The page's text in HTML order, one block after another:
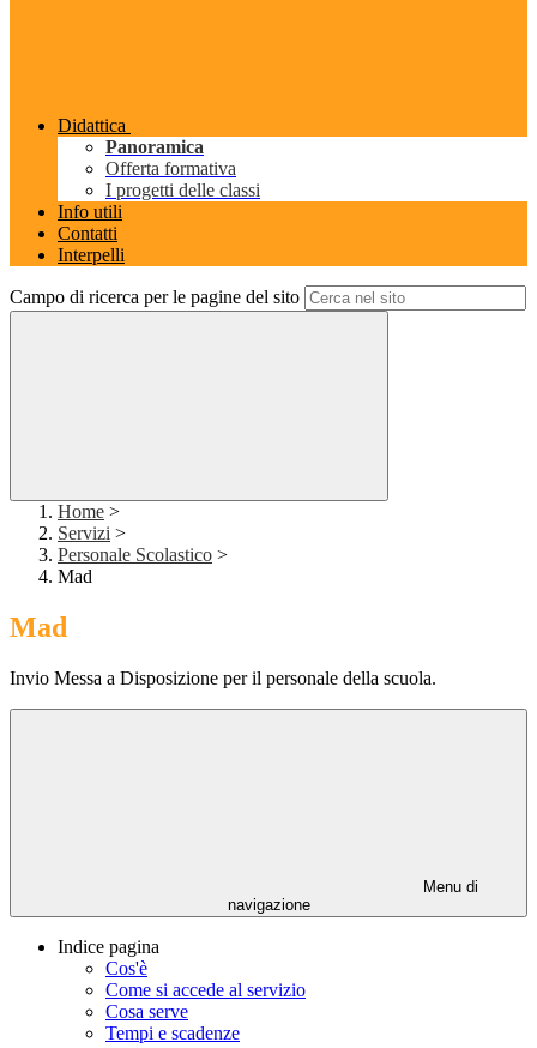
Didattica
Panoramica
Offerta formativa
I progetti delle classi
Info utili
Contatti
Interpelli
Campo di ricerca per le pagine del sito
Home >
Servizi >
Personale Scolastico >
Mad
Mad
Invio Messa a Disposizione per il personale della scuola.
Menu di
navigazione
Indice pagina
Cos'è
Come si accede al servizio
Cosa serve
Tempi e scadenze